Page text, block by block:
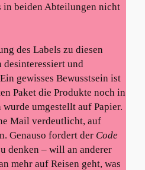
in beiden Abteilungen nicht
des Labels zu diesen
desinteressiert und
gewisses Bewusstsein ist
Paket die Produkte noch in
umgestellt auf Papier.
Mail verdeutlicht, auf
Genauso fordert der Code
denken – will an anderer
mehr auf Reisen geht, was